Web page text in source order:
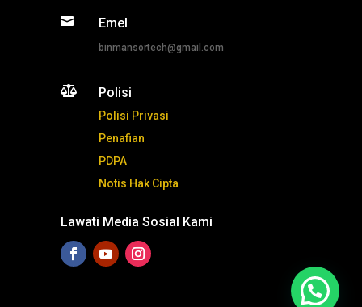
 Emel
binmansortech@gmail.com
 Polisi
Polisi Privasi
Penafian
PDPA
Notis Hak Cipta
Lawati Media Sosial Kami